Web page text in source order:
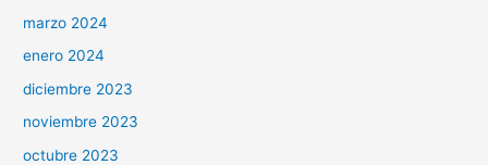
marzo 2024
enero 2024
diciembre 2023
noviembre 2023
octubre 2023